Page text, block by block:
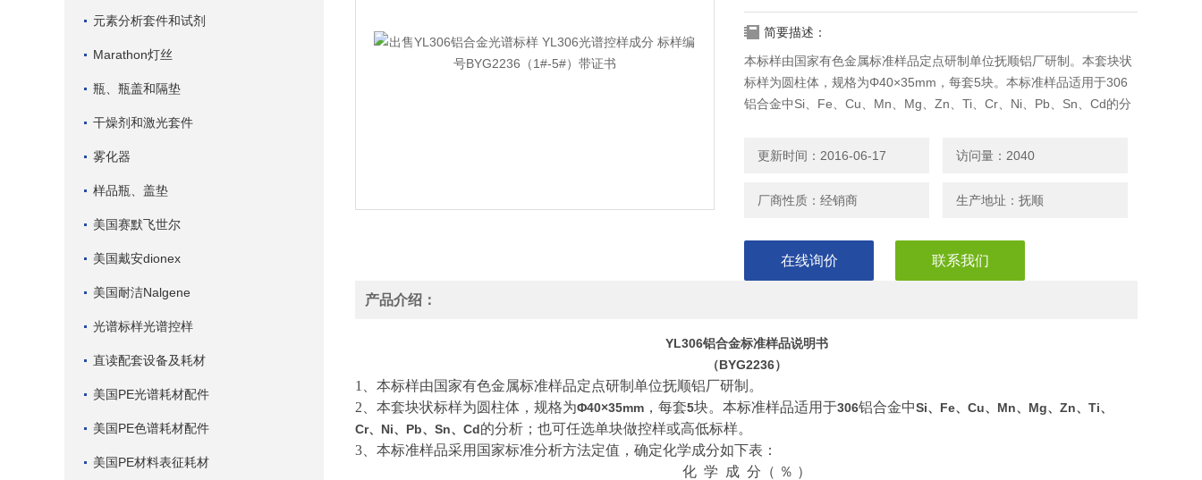
元素分析套件和试剂
Marathon灯丝
瓶、瓶盖和隔垫
干燥剂和激光套件
雾化器
样品瓶、盖垫
美国赛默飞世尔
美国戴安dionex
美国耐洁Nalgene
光谱标样光谱控样
直读配套设备及耗材
美国PE光谱耗材配件
美国PE色谱耗材配件
美国PE材料表征耗材
简要描述：
本标样由国家有色金属标准样品定点研制单位抚顺铝厂研制。本套块状
标样为圆柱体，规格为Φ40×35mm，每套5块。本标准样品适用于306
铝合金中Si、Fe、Cu、Mn、Mg、Zn、Ti、Cr、Ni、Pb、Sn、Cd的分
更新时间：2016-06-17 访问量：2040
厂商性质：经销商 生产地址：抚顺
在线询价 联系我们
产品介绍：
YL306铝合金标准样品说明书
（BYG2236）
1
、本标样由国家有色金属标准样品定点研制单位抚顺铝厂研制。
2 、本套块状标样为圆柱体，规格为Φ40×35mm ，每套5块。本标准样品适用于306铝合金中Si、 Fe、 Cu、 Mn、 Mg、 Zn、 Ti、
Cr、 Ni、 Pb、 Sn、 Cd的分析；也可任选单块做控样或高低标样。
3 、本标准样品采用国家标准分析方法定值，确定化学成分如下表：
化 学 成 分（ ％ ）